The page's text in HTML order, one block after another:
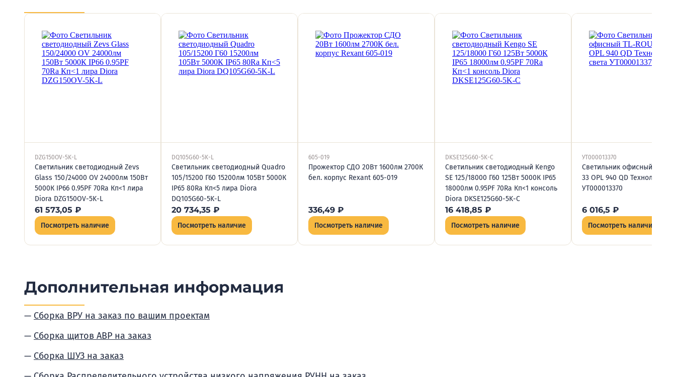
DZG150OV-5K-L
Светильник светодиодный Zevs
Glass 150/24000 OV 24000лм 150Вт
5000К IP66 0.95PF 70Ra Кп<1 лира
Diora DZG150OV-5K-L
61 573,05 ₽
Посмотреть наличие
DQ105G60-5K-L
Светильник светодиодный Quadro
105/15200 Г60 15200лм 105Вт 5000К
IP65 80Ra Кп<5 лира Diora
DQ105G60-5K-L
20 734,35 ₽
Посмотреть наличие
605-019
Прожектор СДО 20Вт 1600лм 2700К
бел. корпус Rexant 605-019
336,49 ₽
Посмотреть наличие
DKSE125G60-5K-C
Светильник светодиодный Kengo
SE 125/18000 Г60 125Вт 5000К IP65
18000лм 0.95PF 70Ra Кп<1 консоль
Diora DKSE125G60-5K-C
16 418,85 ₽
Посмотреть наличие
УТ000013370
Светильник офисный TL-
33 OPL 940 QD Технологии
УТ000013370
6 016,5 ₽
Посмотреть наличие
Дополнительная информация
Сборка ВРУ на заказ по вашим проектам
Сборка щитов АВР на заказ
Сборка ШУЗ на заказ